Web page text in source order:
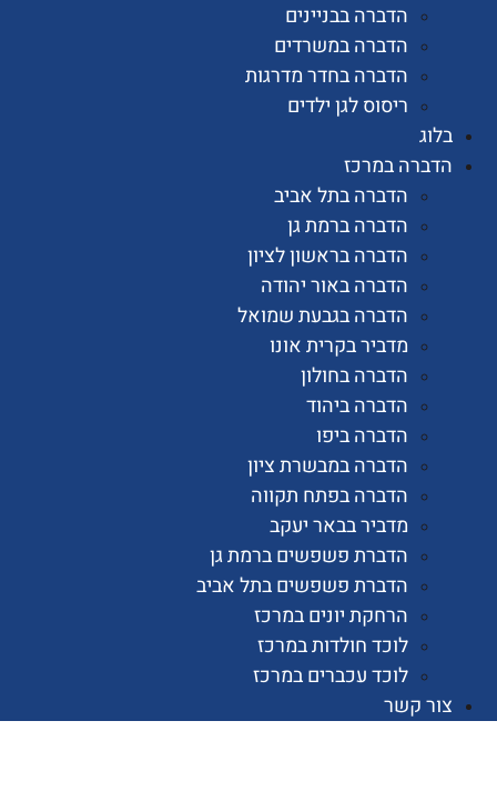
הדברה בבניינים
הדברה במשרדים
הדברה בחדר מדרגות
ריסוס לגן ילדים
במרכז
הדברה בתל אביב
הדברה ברמת גן
הדברה בראשון לציון
הדברה באור יהודה
הדברה בגבעת שמואל
מדביר בקרית אונו
הדברה בחולון
הדברה ביהוד
הדברה ביפו
הדברה במבשרת ציון
הדברה בפתח תקווה
מדביר בבאר יעקב
הדברת פשפשים ברמת גן
הדברת פשפשים בתל אביב
הרחקת יונים במרכז
לוכד חולדות במרכז
לוכד עכברים במרכז